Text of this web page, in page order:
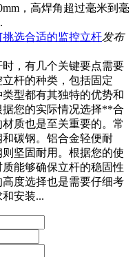
，高焊角超过毫米到毫
选合适的监控立杆发布
，有几个关键要点需要
杆的种类，包括固定
型都有其独特的优势和
您的实际情况选择**合
质也是至关重要的。常
碳钢。铝合金轻便耐
坚固耐用。根据您的使
能够确保立杆的稳固性
度选择也是需要仔细考
安装...